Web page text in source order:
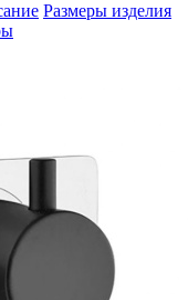
Размеры изделия